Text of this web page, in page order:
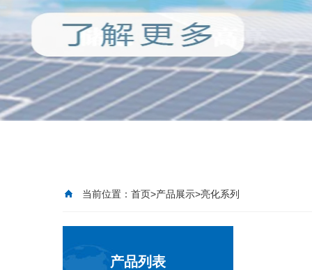
当前位置： 首页>产品展示>亮化系列
产品列表